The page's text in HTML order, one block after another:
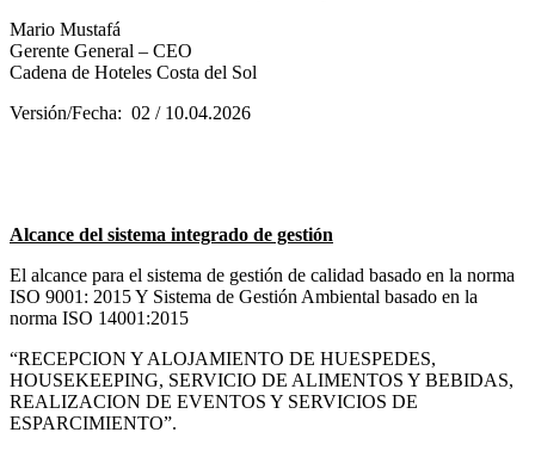
Mario Mustafá
Gerente General – CEO
Cadena de Hoteles Costa del Sol
Versión/Fecha: 02 / 10.04.2026
Alcance del sistema integrado de gestión
El alcance para el sistema de gestión de calidad basado en la norma
ISO 9001: 2015 Y Sistema de Gestión Ambiental basado en la
norma ISO 14001:2015
“RECEPCION Y ALOJAMIENTO DE HUESPEDES,
HOUSEKEEPING, SERVICIO DE ALIMENTOS Y BEBIDAS,
REALIZACION DE EVENTOS Y SERVICIOS DE
ESPARCIMIENTO”.